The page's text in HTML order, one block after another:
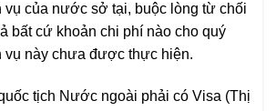
vụ của nước sở tại, buộc lòng từ chối
bất cứ khoản chi phí nào cho quý
vụ này chưa được thực hiện.
tịch Nước ngoài phải có Visa (Thị